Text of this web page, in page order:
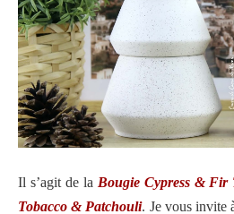
Il s’agit de la Bougie Cypress & Fir
Tobacco & Patchouli. Je vous invite